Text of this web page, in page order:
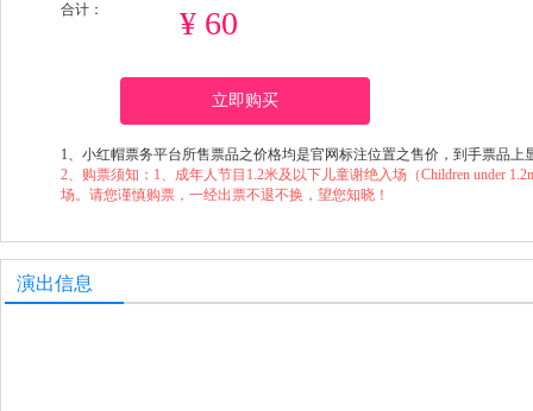
合计： ¥ 60
立即购买
1、小红帽票务平台所售票品之价格均是官网标注位置之售价，到手票品
2、购票须知：1、成年人节目1.2米及以下儿童谢绝入场（Children under
场。请您谨慎购票，一经出票不退不换，望您知晓！
演出信息